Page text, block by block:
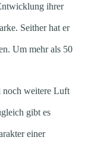
ihrer
Seither hat er
Um mehr als 50
noch weitere Luft
gibt es
einer